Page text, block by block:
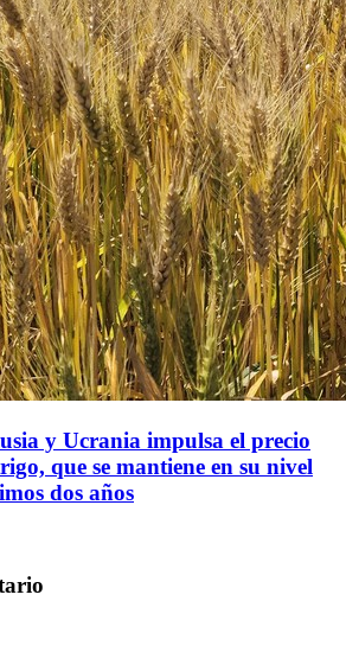
y Ucrania impulsa el precio
que se mantiene en su nivel
dos años